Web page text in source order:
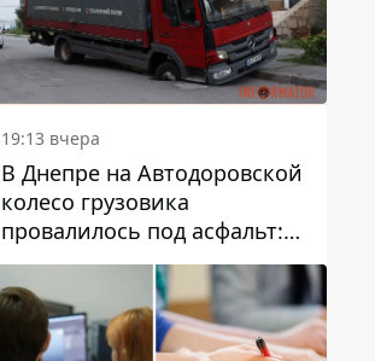
19:13 вчера
В Днепре на Автодоровской
колесо грузовика
провалилось под асфальт:
движение заблокировано